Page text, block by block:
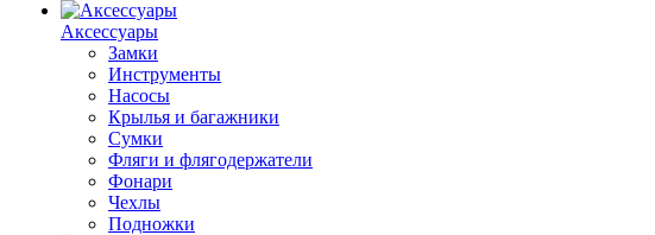
Аксессуары
Замки
Инструменты
Насосы
Крылья и багажники
Сумки
Фляги и флягодержатели
Фонари
Чехлы
Подножки